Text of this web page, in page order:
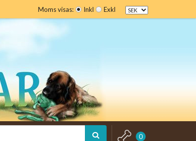
Moms visas: Inkl Exkl
0